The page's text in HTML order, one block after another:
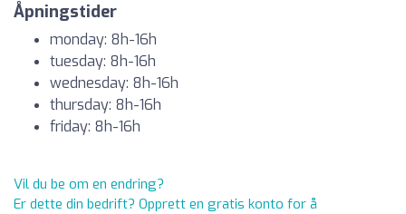
Åpningstider
monday: 8h-16h
tuesday: 8h-16h
wednesday: 8h-16h
thursday: 8h-16h
friday: 8h-16h
Vil du be om en endring?
Er dette din bedrift? Opprett en gratis konto for å